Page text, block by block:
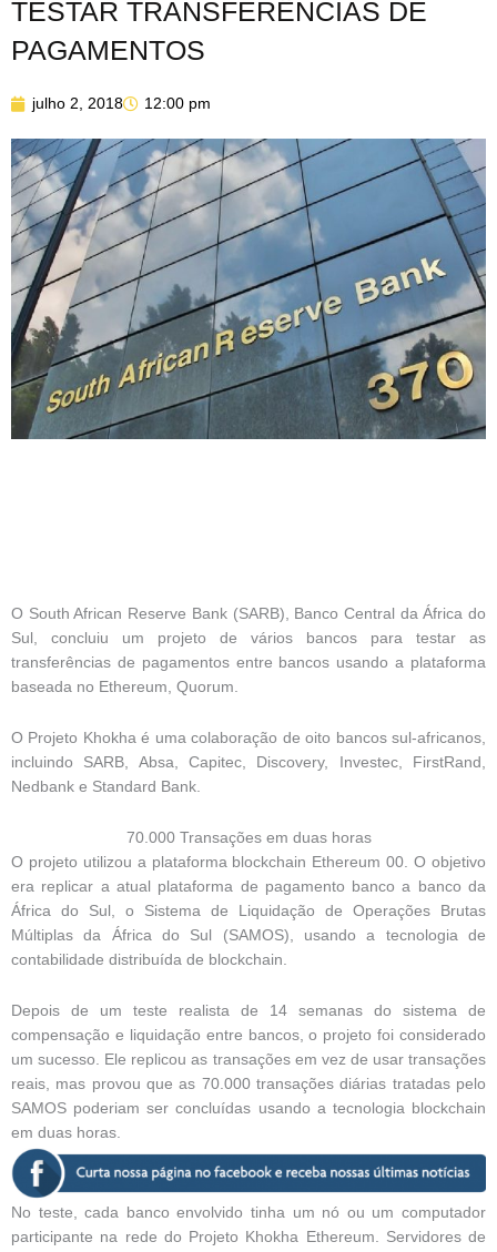
TESTAR TRANSFERÊNCIAS DE
PAGAMENTOS
julho 2, 2018 12:00 pm
O South African Reserve Bank (SARB), Banco Central da África do
Sul, concluiu um projeto de vários bancos para testar as
transferências de pagamentos entre bancos usando a plataforma
baseada no Ethereum, Quorum.
O Projeto Khokha é uma colaboração de oito bancos sul-africanos,
incluindo SARB, Absa, Capitec, Discovery, Investec, FirstRand,
Nedbank e Standard Bank.
70.000 Transações em duas horas
O projeto utilizou a plataforma blockchain Ethereum 00. O objetivo
era replicar a atual plataforma de pagamento banco a banco da
África do Sul, o Sistema de Liquidação de Operações Brutas
Múltiplas da África do Sul (SAMOS), usando a tecnologia de
contabilidade distribuída de blockchain.
Depois de um teste realista de 14 semanas do sistema de
compensação e liquidação entre bancos, o projeto foi considerado
um sucesso. Ele replicou as transações em vez de usar transações
reais, mas provou que as 70.000 transações diárias tratadas pelo
SAMOS poderiam ser concluídas usando a tecnologia blockchain
em duas horas.
No teste, cada banco envolvido tinha um nó ou um computador
participante na rede do Projeto Khokha Ethereum. Servidores de